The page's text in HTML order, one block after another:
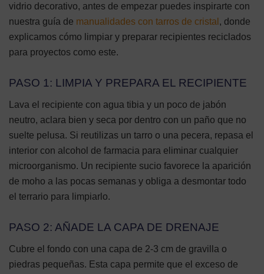
vidrio decorativo, antes de empezar puedes inspirarte con
nuestra guía de manualidades con tarros de cristal , donde
explicamos cómo limpiar y preparar recipientes reciclados
para proyectos como este.
PASO 1: LIMPIA Y PREPARA EL RECIPIENTE
Lava el recipiente con agua tibia y un poco de jabón
neutro, aclara bien y seca por dentro con un paño que no
suelte pelusa. Si reutilizas un tarro o una pecera, repasa el
interior con alcohol de farmacia para eliminar cualquier
microorganismo. Un recipiente sucio favorece la aparición
de moho a las pocas semanas y obliga a desmontar todo
el terrario para limpiarlo.
PASO 2: AÑADE LA CAPA DE DRENAJE
Cubre el fondo con una capa de 2-3 cm de gravilla o
piedras pequeñas. Esta capa permite que el exceso de